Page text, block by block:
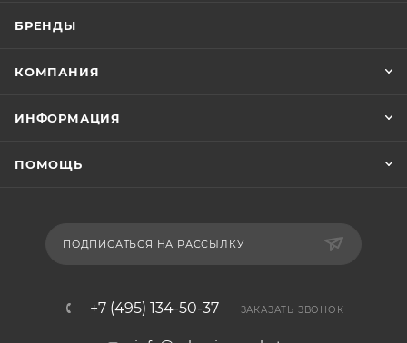
БРЕНДЫ
КОМПАНИЯ
ИНФОРМАЦИЯ
ПОМОЩЬ
ПОДПИСАТЬСЯ НА РАССЫЛКУ
+7 (495) 134-50-37 ЗАКАЗАТЬ ЗВОНОК